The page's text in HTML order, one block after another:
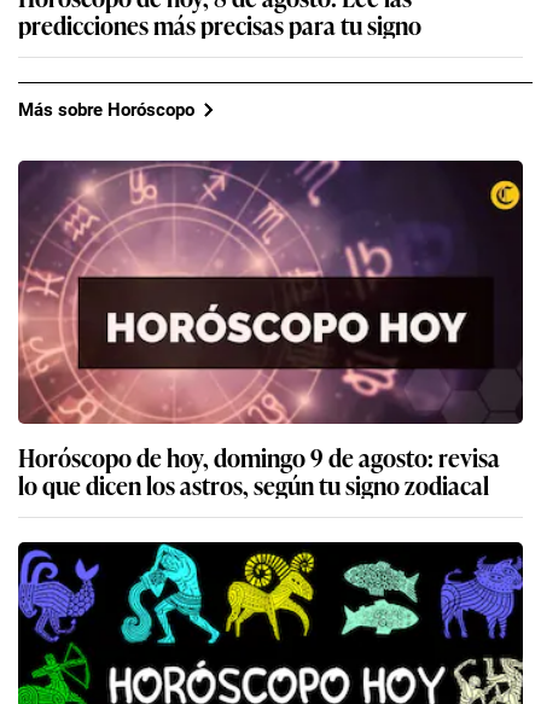
predicciones más precisas para tu signo
Más sobre Horóscopo
Horóscopo de hoy, domingo 9 de agosto: revisa
lo que dicen los astros, según tu signo zodiacal